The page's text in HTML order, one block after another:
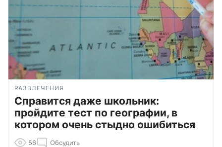
РАЗВЛЕЧЕНИЯ
Справится даже школьник:
пройдите тест по географии, в
котором очень стыдно ошибиться
56 Обсудить